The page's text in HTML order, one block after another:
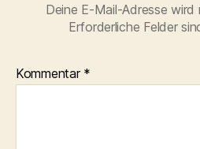
Deine E-Mail-Adresse
Erforderliche Felder
Kommentar *